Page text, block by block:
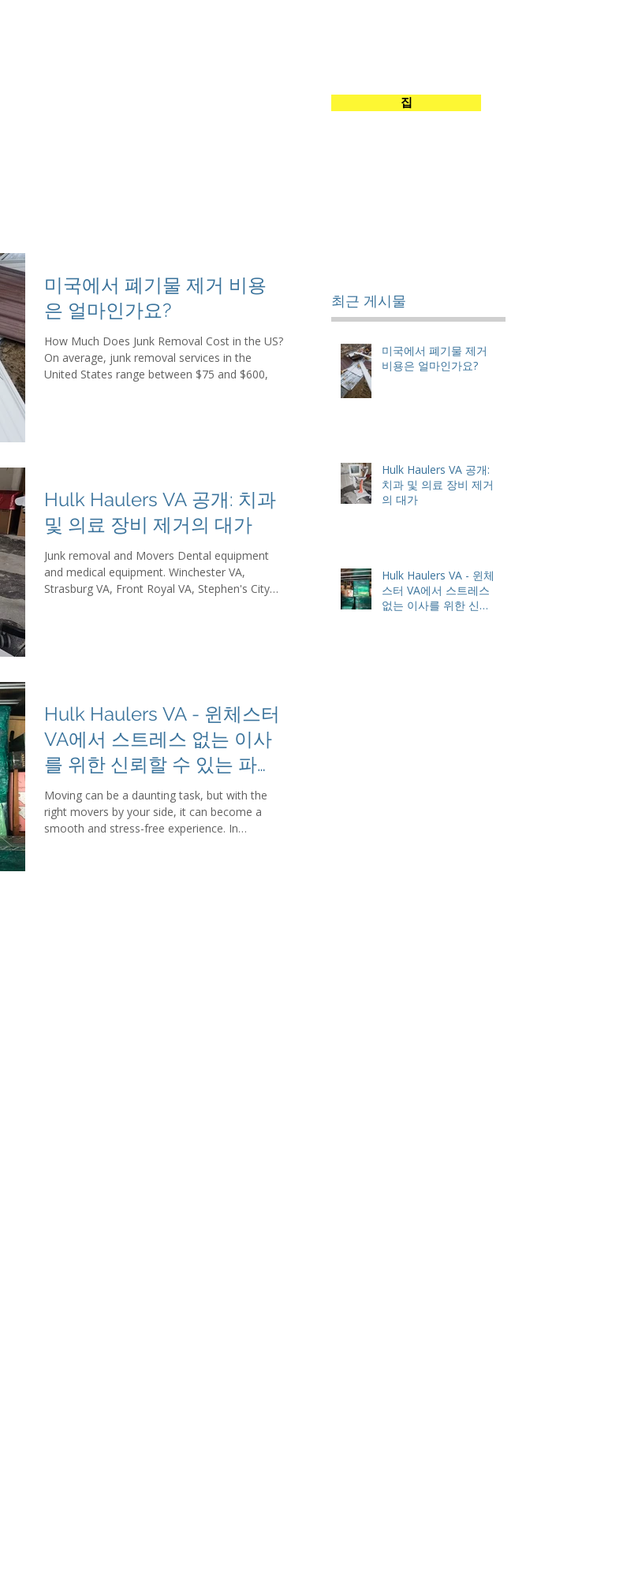
집
미국에서 폐기물 제거 비용
은 얼마인가요?
How Much Does Junk Removal Cost in the US?
On average, junk removal services in the
United States range between $75 and $600,
Hulk Haulers VA 공개: 치과
및 의료 장비 제거의 대가
Junk removal and Movers Dental equipment
and medical equipment. Winchester VA,
Strasburg VA, Front Royal VA, Stephen's City
Hulk Haulers VA - 윈체스터
VA에서 스트레스 없는 이사
를 위한 신뢰할 수 있는 파트
너
Moving can be a daunting task, but with the
right movers by your side, it can become a
smooth and stress-free experience. In
최근 게시물
미국에서 폐기물 제거
비용은 얼마인가요?
Hulk Haulers VA 공개:
치과 및 의료 장비 제거
의 대가
Hulk Haulers VA - 윈체
스터 VA에서 스트레스
없는 이사를 위한 신뢰